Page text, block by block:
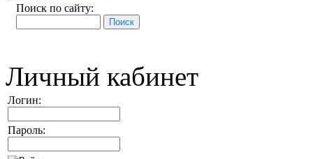
Поиск по сайту:
Личный кабинет
Логин:
Пароль: